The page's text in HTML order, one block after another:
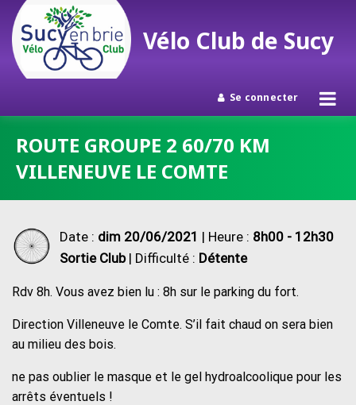
contenu
Vélo Club de Sucy
Se connecter
ROUTE GROUPE 2 60/70 KM
VILLENEUVE LE COMTE
Date : dim 20/06/2021 | Heure : 8h00 - 12h30
Sortie Club| Difficulté : Détente
Rdv 8h. Vous avez bien lu : 8h sur le parking du fort.
Direction Villeneuve le Comte. S’il fait chaud on sera bien
au milieu des bois.
ne pas oublier le masque et le gel hydroalcoolique pour les
arrêts éventuels !